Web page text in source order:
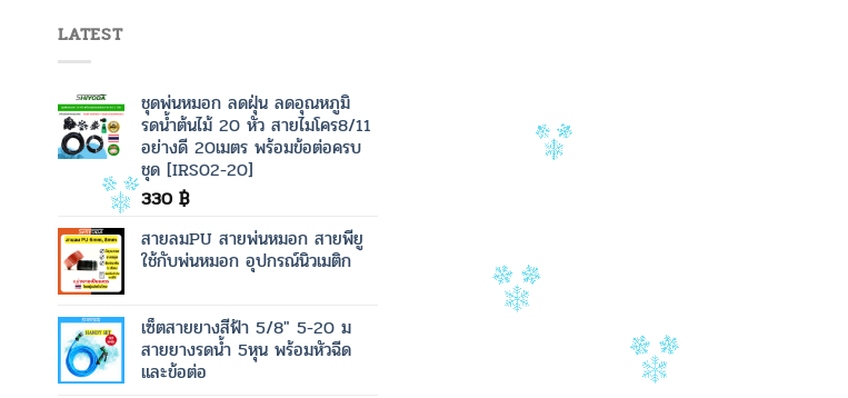
LATEST
ชุดพ่นหมอก ลดฝุ่น ลดอุณหภูมิ
รดน้ำต้นไม้ 20 หัว สายไมโคร8/11
อย่างดี 20เมตร พร้อมข้อต่อครบ
ชุด [IRS02-20]
330 ฿
สายลมPU สายพ่นหมอก สายพียู
ใช้กับพ่นหมอก อุปกรณ์นิวเมติก
เซ็ตสายยางสีฟ้า 5/8" 5-20 ม
สายยางรดน้ำ 5หุน พร้อมหัวฉีด
และข้อต่อ